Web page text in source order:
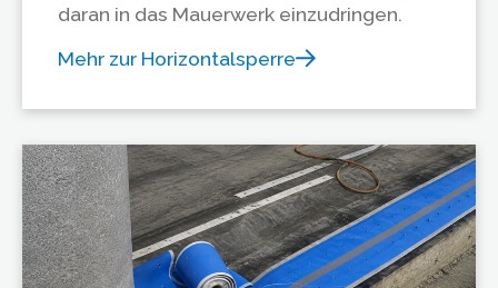
daran in das Mauerwerk einzudringen.
Mehr zur Horizontalsperre